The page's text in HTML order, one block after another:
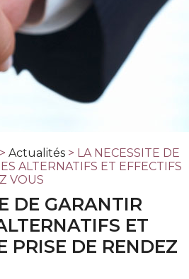
> Actualités > LA NECESSITE DE
ALTERNATIFS ET EFFECTIFS
VOUS
DE GARANTIR
ET
PRISE DE RENDEZ